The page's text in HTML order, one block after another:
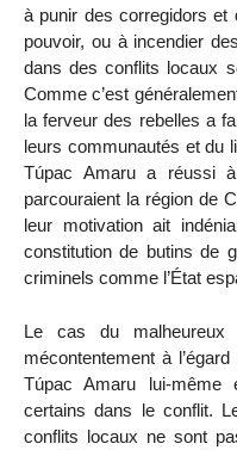
à punir des corregidors et
pouvoir, ou à incendier
dans des conflits locaux
Comme c’est
la ferveur des rebelles a
leurs communautés et du
Túpac Amaru a réussi
parcouraient la région de
leur motivation ait
constitution de butins de
criminels comme l’État
Le cas du malheureux
mécontentement à
Túpac Amaru lui-même
certains dans le conflit.
conflits locaux ne sont